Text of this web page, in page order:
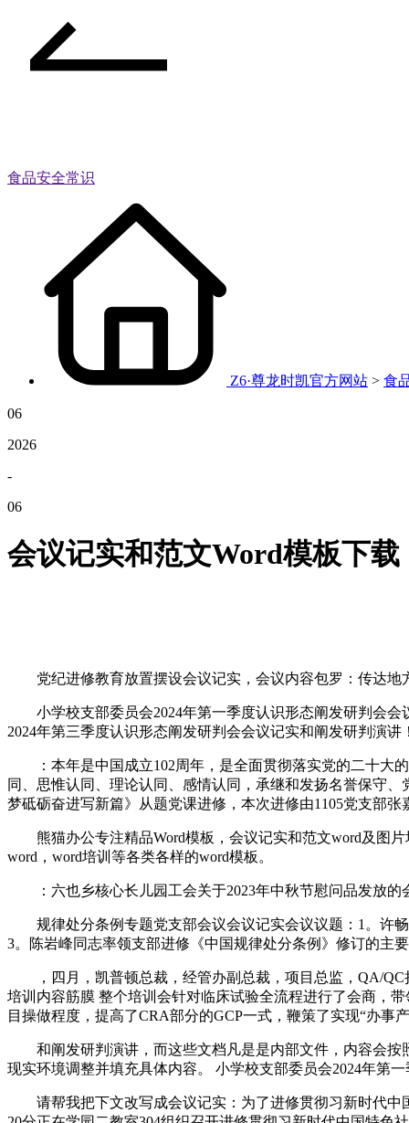
食品安全常识
Z6·尊龙时凯官方网站 > 食
06
2026
-
06
会议记实和范文Word模板下载
党纪进修教育放置摆设会议记实，会议内容包罗：传达地
小学校支部委员会2024年第一季度认识形态阐发研判会会
2024年第三季度认识形态阐发研判会会议记实和阐发研判演
：本年是中国成立102周年，是全面贯彻落实党的二十大的
同、思惟认同、理论认同、感情认同，承继和发扬名誉保守
梦砥砺奋进写新篇》从题党课进修，本次进修由1105党支部
熊猫办公专注精品Word模板，会议记实和范文word及图片
word，word培训等各类各样的word模板。
：六也乡核心长儿园工会关于2023年中秋节慰问品发放的
规律处分条例专题党支部会议会议记实会议议题：1。许畅
3。陈岩峰同志率领支部进修《中国规律处分条例》修订的主
，四月，凯普顿总裁，经管办副总裁，项目总监，QA/QC
培训内容筋膜 整个培训会针对临床试验全流程进行了会商，
目操做程度，提高了CRA部分的GCP一式，鞭策了实现“办事
和阐发研判演讲，而这些文档凡是是内部文件，内容会按
现实环境调整并填充具体内容。 小学校支部委员会2024年第
请帮我把下文改写成会议记实：为了进修贯彻习新时代中